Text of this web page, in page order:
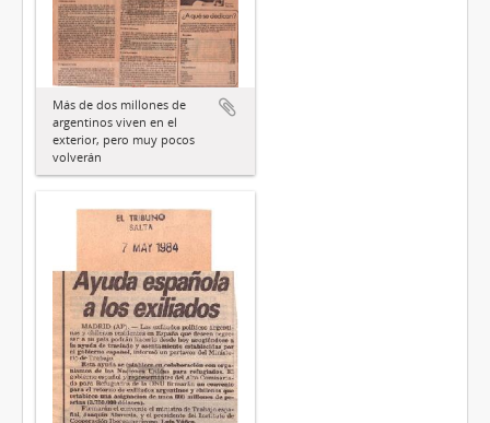
Más de dos millones de
argentinos viven en el
exterior, pero muy pocos
volverán